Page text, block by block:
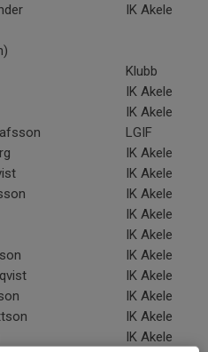
IK Akele
Klubb
IK Akele
IK Akele
LGIF
IK Akele
IK Akele
IK Akele
IK Akele
IK Akele
IK Akele
IK Akele
IK Akele
IK Akele
IK Akele